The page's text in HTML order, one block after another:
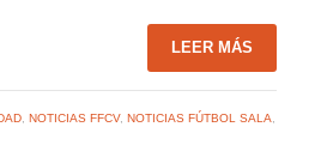
LEER MÁS
, NOTICIAS FFCV, NOTICIAS FÚTBOL SALA